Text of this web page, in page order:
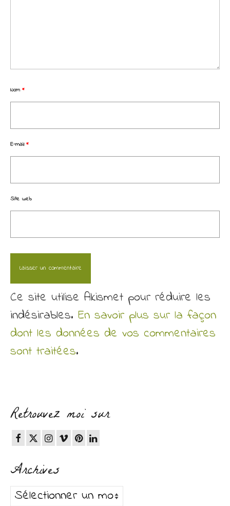
Nom *
E-mail*
Site web
Ce site utilise Akismet pour réduire les
indésirables. En savoir plus sur la façon
dont les données de vos commentaires
sont traitées.
Retrouvez moi sur
Archives
Archives